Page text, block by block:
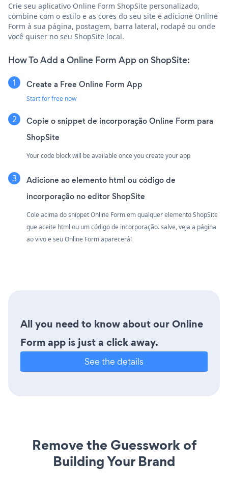
Crie seu aplicativo Online Form ShopSite personalizado,
combine com o estilo e as cores do seu site e adicione Online
Form à sua página, postagem, barra lateral, rodapé ou onde
você quiser no seu ShopSite local.
How To Add a Online Form App on ShopSite:
Create a Free Online Form App
Start for free now
Copie o snippet de incorporação Online Form para
ShopSite
Your code block will be available once you create your app
Adicione ao elemento html ou código de
incorporação no editor ShopSite
Cole acima do snippet Online Form em qualquer elemento ShopSite
que aceite html ou um código de incorporação. salve, veja a página
ao vivo e seu Online Form aparecerá!
All you need to know about our Online
Form app is just a click away.
See the details
Remove the Guesswork of
Building Your Brand